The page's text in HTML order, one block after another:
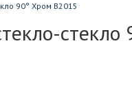
90° Хром B2015